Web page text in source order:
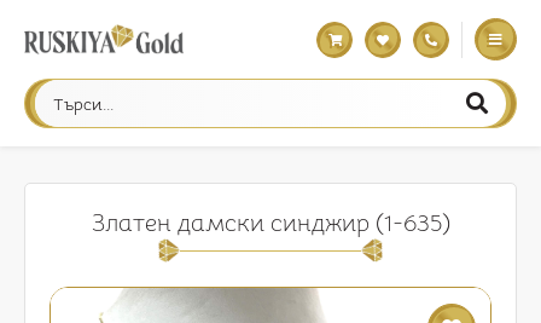
Златен дамски синджир (1-635)